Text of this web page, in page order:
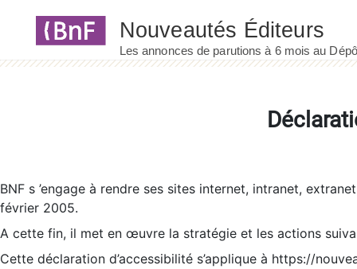
BNF s ’engage à rendre ses sites internet, intranet,
février 2005.
A cette fin, il met en œuvre la stratégie et les actions
Cette déclaration d’accessibilité s’applique à https://